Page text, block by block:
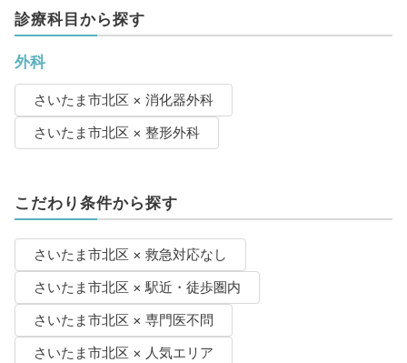
診療科目から探す
外科
さいたま市北区 × 消化器外科
さいたま市北区 × 整形外科
こだわり条件から探す
さいたま市北区 × 救急対応なし
さいたま市北区 × 駅近・徒歩圏内
さいたま市北区 × 専門医不問
さいたま市北区 × 人気エリア